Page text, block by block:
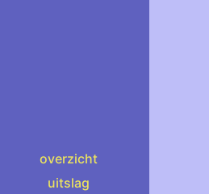
overzicht
uitslag